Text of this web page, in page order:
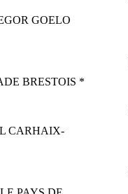
GOELO
BRESTOIS *
CARHAIX-